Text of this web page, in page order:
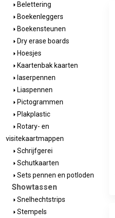
Belettering
Boekenleggers
Boekensteunen
Dry erase boards
Hoesjes
Kaartenbak kaarten
laserpennen
Liaspennen
Pictogrammen
Plakplastic
Rotary- en
visitekaartmappen
Schrijfgerei
Schutkaarten
Sets pennen en potloden
Showtassen
Snelhechtstrips
Stempels